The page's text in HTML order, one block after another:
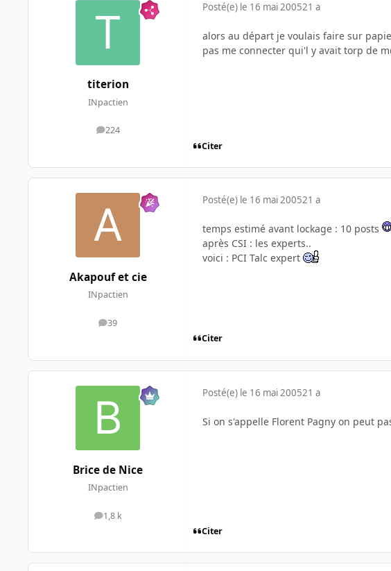
titerion
INpactien
224
messages
Posté(e) le 16 mai 200521 a
alors au départ je voulais faire sur
pas me connecter qui'l y avait torp de
Citer
Akapouf et cie
INpactien
39
messages
Posté(e) le 16 mai 200521 a
temps estimé avant lockage : 10 posts
après CSI : les experts..
voici : PCI Talc expert
Citer
Brice de Nice
INpactien
1,8 k
messages
Posté(e) le 16 mai 200521 a
Si on s'appelle Florent Pagny on peut
Citer